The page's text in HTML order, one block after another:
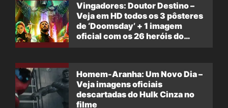
Vingadores: Doutor Destino –
Veja em HD todos os 3 pôsteres
de ‘Doomsday’ + 1 imagem
oficial com os 26 heróis do
Homem-Aranha: Um Novo Dia –
Veja imagens oficiais
descartadas do Hulk Cinza no
filme